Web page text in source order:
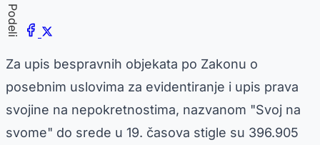
Podeli
Za upis bespravnih objekata po Zakonu o
posebnim uslovima za evidentiranje i upis prava
svojine na nepokretnostima, nazvanom "Svoj na
svome" do srede u 19. časova stigle su 396.905